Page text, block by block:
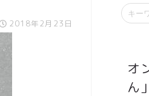
2018年2月23日
オ
ん